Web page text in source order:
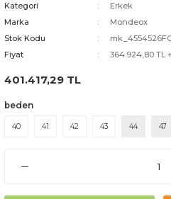
Kategori
Erkek
Marka
Mondeox
Stok Kodu
Fiyat
364.924,80 TL
401.417,29 TL
beden
40 41 42 43 44 47